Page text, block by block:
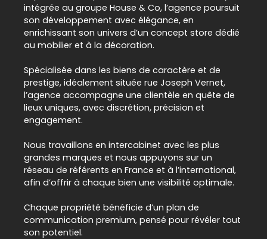
intégrée au groupe House & Co, l’agence poursuit
son développement avec élégance, en
enrichissant son univers d’un concept store dédié
au mobilier et à la décoration.
Spécialisée dans les biens de caractère et de
prestige, idéalement située rue Joseph Vernet,
l’agence accompagne une clientèle en quête de
lieux uniques, avec discrétion, précision et
engagement.
Nous travaillons en intercabinet avec les plus
grandes marques et nous appuyons sur un
réseau de référents en France et à l’international,
afin d’offrir à chaque bien une visibilité optimale.
Chaque propriété bénéficie d’un plan de
communication premium, pensé pour révéler tout
son potentiel.